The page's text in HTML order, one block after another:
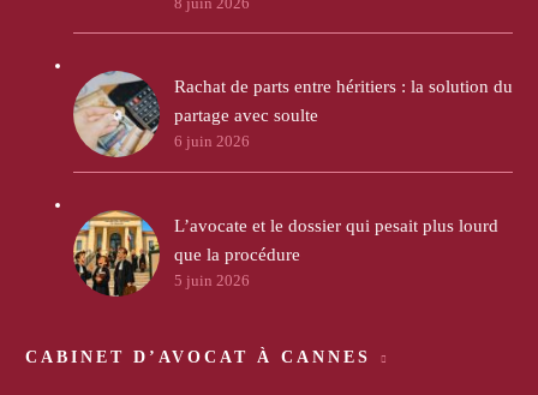
Rachat de parts entre héritiers : la solution du
partage avec soulte
6 juin 2026
L’avocate et le dossier qui pesait plus lourd
que la procédure
5 juin 2026
CABINET D’AVOCAT À CANNES